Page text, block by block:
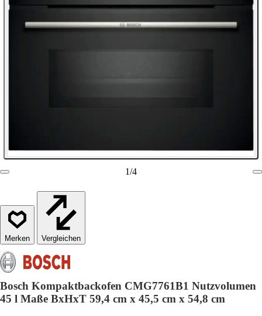
1/4
Vergleichen
Bosch Kompaktbackofen CMG7761B1 Nutzvolumen
45 l Maße BxHxT 59,4 cm x 45,5 cm x 54,8 cm